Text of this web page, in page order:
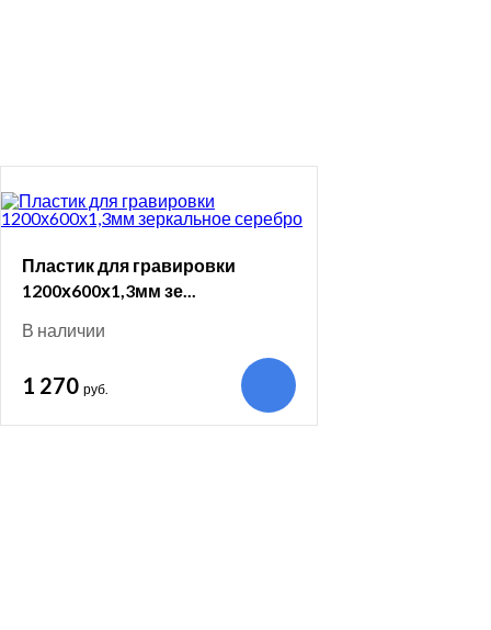
Пластик для гравировки
1200х600х1,3мм зе...
В наличии
1 270 руб.